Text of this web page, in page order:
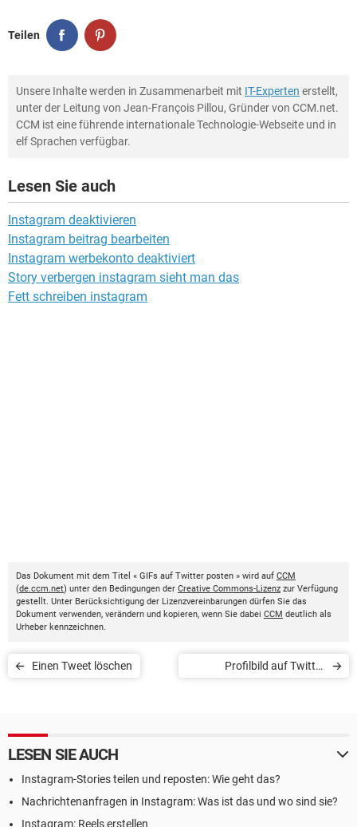
Teilen
Unsere Inhalte werden in Zusammenarbeit mit IT-Experten erstellt,
unter der Leitung von Jean-François Pillou, Gründer von CCM.net.
CCM ist eine führende internationale Technologie-Webseite und in
elf Sprachen verfügbar.
Lesen Sie auch
Instagram deaktivieren
Instagram beitrag bearbeiten
Instagram werbekonto deaktiviert
Story verbergen instagram sieht man das
Fett schreiben instagram
Das Dokument mit dem Titel « GIFs auf Twitter posten » wird auf CCM
(de.ccm.net) unter den Bedingungen der Creative Commons-Lizenz zur Verfügung
gestellt. Unter Berücksichtigung der Lizenzvereinbarungen dürfen Sie das
Dokument verwenden, verändern und kopieren, wenn Sie dabei CCM deutlich als
Urheber kennzeichnen.
Einen Tweet löschen
Profilbild auf Twitter
LESEN SIE AUCH
Instagram-Stories teilen und reposten: Wie geht das?
Nachrichtenanfragen in Instagram: Was ist das und wo sind sie?
Instagram: Reels erstellen